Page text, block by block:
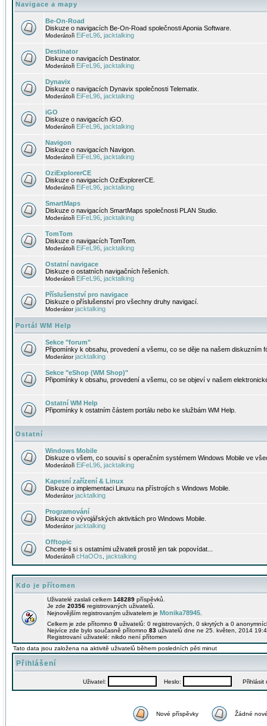
Navigace a mapy
Be-On-Road
Diskuze o navigacích Be-On-Road společnosti Aponia Software.
Moderátoři EiFeL96 jacktalking
Destinator
Diskuze o navigacích Destinator.
Moderátoři EiFeL96 jacktalking
Dynavix
Diskuze o navigacích Dynavix společnosti Telematix.
Moderátoři EiFeL96 jacktalking
iGO
Diskuze o navigacích iGO.
Moderátoři EiFeL96 jacktalking
Navigon
Diskuze o navigacích Navigon.
Moderátoři EiFeL96 jacktalking
OziExplorerCE
Diskuze o navigacích OziExplorerCE.
Moderátoři EiFeL96 jacktalking
SmartMaps
Diskuze o navigacích SmartMaps společnosti PLAN Studio.
Moderátoři EiFeL96 jacktalking
TomTom
Diskuze o navigacích TomTom.
Moderátoři EiFeL96 jacktalking
Ostatní navigace
Diskuze o ostatních navigačních řešeních.
Moderátoři EiFeL96 jacktalking
Příslušenství pro navigace
Diskuze o příslušenství pro všechny druhy navigací.
Moderátorjacktalking
Portál WM Help
Sekce "forum"
Připomínky k obsahu, provedení a všemu, co se děje na našem diskuzním
Moderátorjacktalking
Sekce "eShop (WM Shop)"
Připomínky k obsahu, provedení a všemu, co se objeví v našem
Ostatní WM Help
Připomínky k ostatním částem portálu nebo ke službám WM Help.
Ostatní
Windows Mobile
Diskuze o všem, co souvisí s operačním systémem Windows Mobile ve
Moderátoři EiFeL96 jacktalking
Kapesní zařízení & Linux
Diskuze o implementaci Linuxu na přístrojích s Windows Mobile.
Moderátorjacktalking
Programování
Diskuze o vývojářských aktivitách pro Windows Mobile.
Moderátorjacktalking
Offtopic
Chcete-li si s ostatními uživateli prostě jen tak popovídat...
Moderátoři cHaOOs jacktalking
Kdo je přítomen
Uživatelé zaslali celkem 148289 příspěvků.
Je zde 20356 registrovaných uživatelů.
Nejnovějším registrovaným uživatelem je Monika78945
Celkem je zde přítomno 0 uživatelů: 0 registrovaných, 0 skrytých a 0
Nejvíce zde bylo současně přítomno 83 uživatelů dne ne 25. květen, 2014
Registrovaní uživatelé: nikdo není přítomen
Tato data jsou založena na aktivitě uživatelů během posledních pěti minut
Přihlášení
Uživatel: Heslo: Přihlásit
Nové příspěvky Žádné